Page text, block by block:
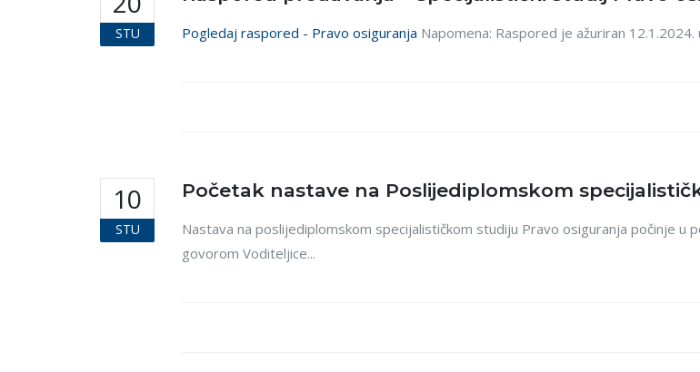
STU Pogledaj raspored - Pravo osiguranja Napomena: Raspored je ažuriran 12.1.2024.
10
STU
Početak nastave na Poslijediplomskom
Nastava na poslijediplomskom specijalističkom studiju Pravo osiguranja počinje
govorom Voditeljice...